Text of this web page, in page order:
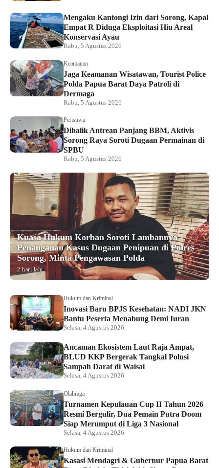
Mengaku Kantongi Izin dari Sorong, Kapal
Empat R Diduga Eksploitasi Hiu Areal
Konservasi Ayau
Rabu, 5 Agustus 2026
Keamanan
Jaga Keamanan Wisatawan, Tourist Police
Polda Papua Barat Daya Patroli di
Dermaga
Rabu, 5 Agustus 2026
Peristiwa
Dibalik Antrean Panjang BBM, Aktivis
Sorong Raya Soroti Dugaan Permainan di
SPBU
Rabu, 5 Agustus 2026
Kuasa Hukum Korban Soroti Lambannya
Penanganan Kasus Dugaan Penipuan di Polres
Sorong, Minta Pengawasan Polda
2 hari lalu
Hukum dan Kriminal
Inovasi Baru BPJS Kesehatan: NADI JKN
Bantu Peserta Menabung Demi Iuran
Selasa, 4 Agustus 2026
Ancaman Ekosistem Laut Raja Ampat,
BLUD KKP Bergerak Tangkal Polusi
Sampah Darat di Waisai
Selasa, 4 Agustus 2026
Olahraga
Turnamen Kepulauan Cup II Tahun 2026
Resmi Bergulir, Dua Pemain Putra Doom
Siap Merumput di Liga 3 Nasional
Selasa, 4 Agustus 2026
Hukum dan Kriminal
Kasasi Mendagri & Gubernur Papua Barat